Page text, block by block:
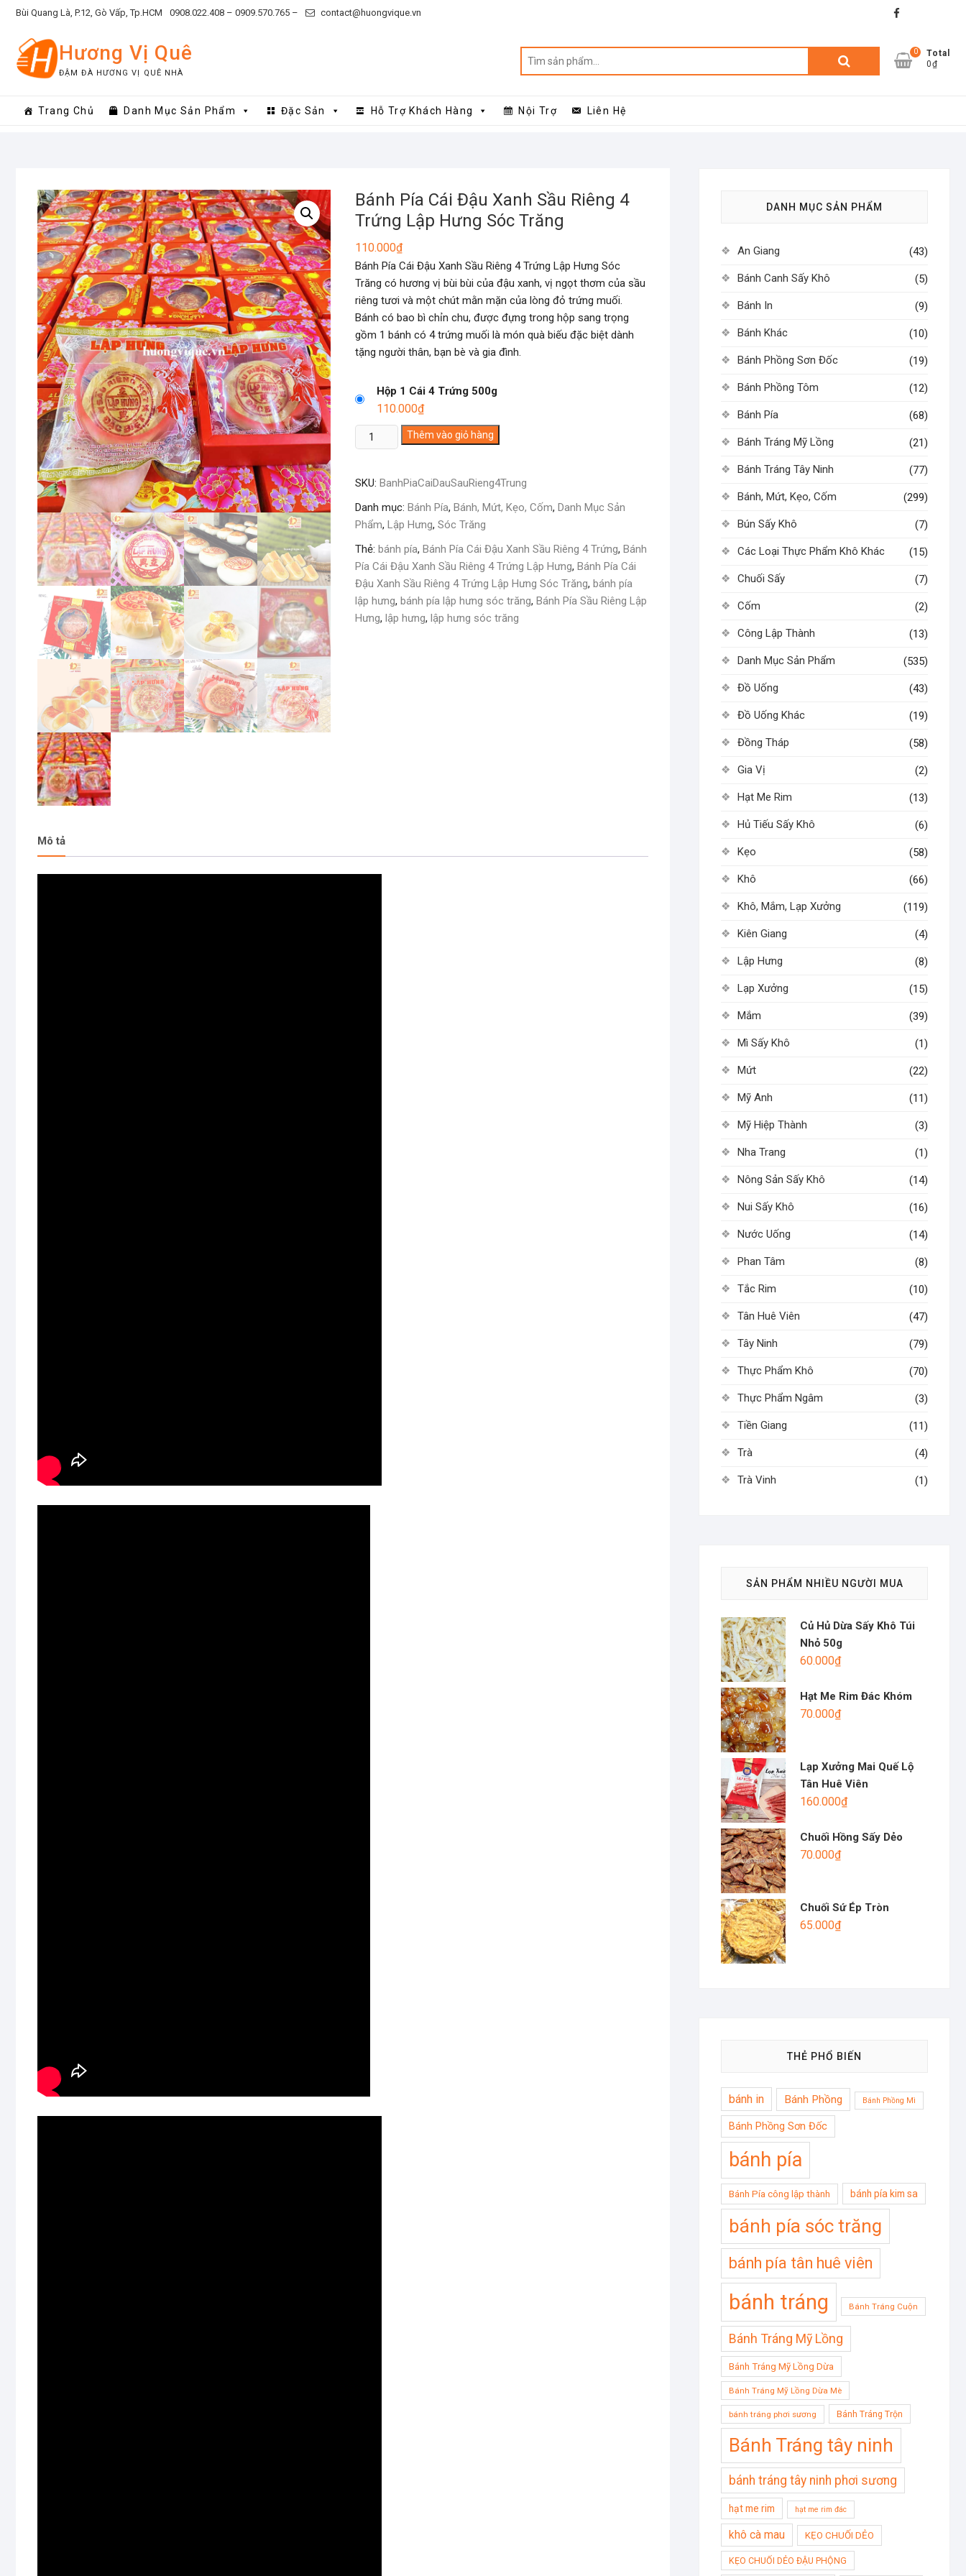
Skip
content
Bùi Quang Là, P.12, Gò Vấp, Tp.HCM 0908.022.408 – 0909.570.765 – contact@huongvique.vn facebook
Hương Vị Quê
ĐẬM ĐÀ HƯƠNG VỊ QUÊ NHÀ
0
Total
0₫
Trang Chủ Danh Mục Sản Phẩm Đặc Sản Hỗ Trợ Khách Hàng Nội Trợ Liên Hệ
Bánh Pía Cái Đậu Xanh Sầu Riêng 4
Trứng Lập Hưng Sóc Trăng
110.000₫
Bánh Pía Cái Đậu Xanh Sầu Riêng 4 Trứng Lập Hưng Sóc
Trăng có hương vị bùi bùi của đậu xanh, vị ngọt thơm của sầu
riêng tươi và một chút mằn mặn của lòng đỏ trứng muối.
Bánh có bao bì chỉn chu, được đựng trong hộp sang trọng
gồm 1 bánh có 4 trứng muối là món quà biếu đặc biệt dành
tặng người thân, bạn bè và gia đình.
Hộp 1 Cái 4 Trứng 500g
110.000₫
Bánh
Pía
Đậu
Xanh
Sầu
4
Trứng
Lập
Hưng
Sóc
Thêm vào giỏ hàng
SKU: BanhPiaCaiDauSauRieng4Trung
Danh mục: Bánh Pía, Bánh, Mứt, Kẹo, Cốm, Danh Mục Sản
Phẩm, Lập Hưng, Sóc Trăng
Thẻ: bánh pía, Bánh Pía Cái Đậu Xanh Sầu Riêng 4 Trứng, Bánh
Pía Cái Đậu Xanh Sầu Riêng 4 Trứng Lập Hưng, Bánh Pía Cái
Đậu Xanh Sầu Riêng 4 Trứng Lập Hưng Sóc Trăng, bánh pía
lập hưng, bánh pía lập hưng sóc trăng, Bánh Pía Sầu Riêng Lập
Hưng, lập hưng, lập hưng sóc trăng
Mô tả
DANH MỤC SẢN PHẨM
An Giang (43)
Bánh Canh Sấy Khô (5)
Bánh In (9)
Bánh Khác (10)
Bánh Phồng Sơn Đốc (19)
Bánh Phồng Tôm (12)
Bánh Pía (68)
Bánh Tráng Mỹ Lồng (21)
Bánh Tráng Tây Ninh (77)
Bánh, Mứt, Kẹo, Cốm (299)
Bún Sấy Khô (7)
Các Loại Thực Phẩm Khô Khác (15)
Chuối Sấy (7)
Cốm (2)
Công Lập Thành (13)
Danh Mục Sản Phẩm (535)
Đồ Uống (43)
Đồ Uống Khác (19)
Đồng Tháp (58)
Gia Vị (2)
Hạt Me Rim (13)
Hủ Tiếu Sấy Khô (6)
Kẹo (58)
Khô (66)
Khô, Mắm, Lạp Xưởng (119)
Kiên Giang (4)
Lập Hưng (8)
Lạp Xưởng (15)
Mắm (39)
Mì Sấy Khô (1)
Mứt (22)
Mỹ Anh (11)
Mỹ Hiệp Thành (3)
Nha Trang (1)
Nông Sản Sấy Khô (14)
Nui Sấy Khô (16)
Nước Uống (14)
Phan Tâm (8)
Tắc Rim (10)
Tân Huê Viên (47)
Tây Ninh (79)
Thực Phẩm Khô (70)
Thực Phẩm Ngâm (3)
Tiền Giang (11)
Trà (4)
Trà Vinh (1)
SẢN PHẨM NHIỀU NGƯỜI MUA
Củ Hủ Dừa Sấy Khô Túi
Nhỏ 50g
60.000₫
Hạt Me Rim Đác Khóm
70.000₫
Lạp Xưởng Mai Quế Lộ
Tân Huê Viên
160.000₫
Chuối Hồng Sấy Dẻo
70.000₫
Chuối Sứ Ép Tròn
65.000₫
THẺ PHỔ BIẾN
bánh in Bánh Phồng Bánh Phồng Mì
Bánh Phồng Sơn Đốc
bánh pía
Bánh Pía công lập thành bánh pía kim sa
bánh pía sóc trăng
bánh pía tân huê viên
bánh tráng Bánh Tráng Cuộn
Bánh Tráng Mỹ Lồng
Bánh Tráng Mỹ Lồng Dừa
Bánh Tráng Mỹ Lồng Dừa Mè
bánh tráng phơi sương Bánh Tráng Trộn
Bánh Tráng tây ninh
bánh tráng tây ninh phơi sương
hạt me rim hạt me rim đác
khô cà mau KẸO CHUỐI DẺO
KẸO CHUỐI DẺO ĐẬU PHỘNG